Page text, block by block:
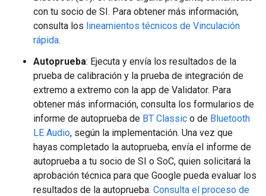
con tu socio de SI. Para obtener más información,
consulta los lineamientos técnicos de Vinculación
rápida.
Autoprueba: Ejecuta y envía los resultados de la
prueba de calibración y la prueba de integración de
extremo a extremo con la app de Validator. Para
obtener más información, consulta los formularios de
informe de autoprueba de BT Classic o de Bluetooth
LE Audio, según la implementación. Una vez que
hayas completado la autoprueba, envía el informe de
autoprueba a tu socio de SI o SoC, quien solicitará la
aprobación técnica para que Google pueda evaluar los
resultados de la autoprueba. Consulta el proceso de